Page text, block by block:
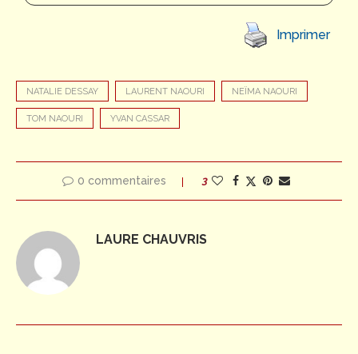
Imprimer
NATALIE DESSAY LAURENT NAOURI NEÏMA NAOURI
TOM NAOURI YVAN CASSAR
0 commentaires 3
LAURE CHAUVRIS